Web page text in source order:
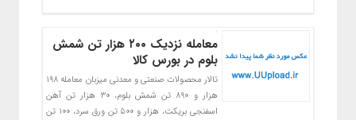
معامله نزدیک ۲۰۰ هزار تن شمش
بلوم در بورس کالا
تالار محصولات صنعتی و معدنی میزبان معامله ۱۹۸
هزار و ۸۹۰ تن شمش بلوم، ۳۰ هزار تن آهن
اسفنجی بریکت، هزار و ۵۰۰ تن ورق سرد، ۱۰۰ تن